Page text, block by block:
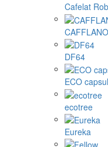
Cafelat
CAFFLANO
DF64
ECO
ecotree
Eureka